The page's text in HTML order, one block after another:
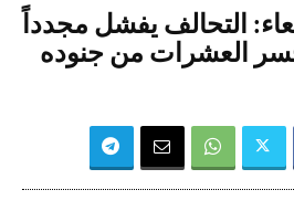
التحالف يفشل مجدداً
العشرات من جنوده